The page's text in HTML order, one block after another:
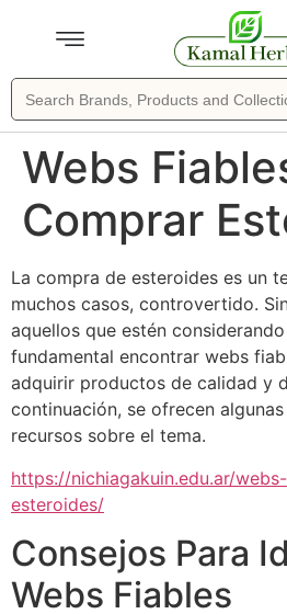
Webs
Comprar
La compra de esteroides es un
muchos casos, controvertido.
aquellos que estén
fundamental encontrar webs
adquirir productos de calidad y
continuación, se ofrecen
recursos sobre el tema.
https://nichiagakuin.edu.ar/
esteroides/
Consejos Para
Webs Fiables